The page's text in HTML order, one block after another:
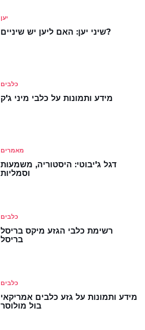
יען
שיני יען: האם ליען יש שיניים?
כלבים
מידע ותמונות על כלבי מיני ג'ק
מאמרים
דגל ג'יבוטי: היסטוריה, משמעות
וסמליות
כלבים
רשימת כלבי הגזע מיקס בריסל
בריסל
כלבים
מידע ותמונות על גזע כלבים אמריקאי
בול מולוסר